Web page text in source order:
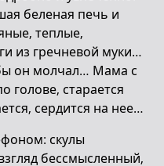
беленая печь и
теплые,
из гречневой муки…
он молчал… Мама с
голове, старается
сердится на нее…
скулы
бессмысленный,